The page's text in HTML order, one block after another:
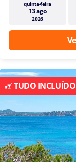
quinta-feira
13 ago
2026
TUDO